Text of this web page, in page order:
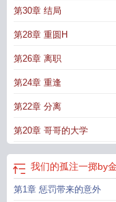
第30章 结局
第28章 重圆H
第26章 离职
第24章 重逢
第22章 分离
第20章 哥哥的大学
我们的孤注一掷by
第1章 惩罚带来的意外